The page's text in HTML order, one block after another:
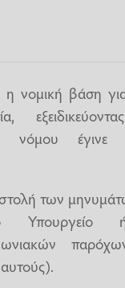
η νομική βάση
νόμου έγινε
των